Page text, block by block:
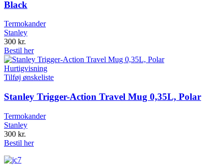
Black
Termokander
Stanley
300 kr.
Bestil her
Hurtigvisning
Tilføj ønskeliste
Stanley Trigger-Action Travel Mug 0,35L, Polar
Termokander
Stanley
300 kr.
Bestil her